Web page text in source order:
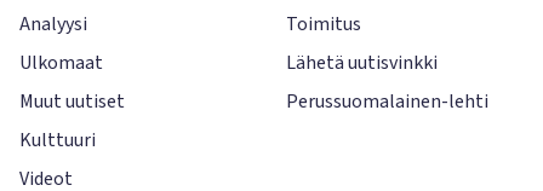
Analyysi
Ulkomaat
Muut uutiset
Kulttuuri
Videot
Toimitus
Lähetä uutisvinkki
Perussuomalainen-lehti